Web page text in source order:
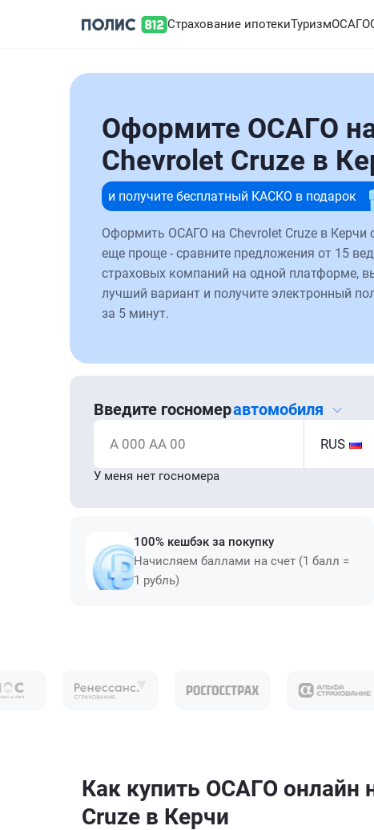
Страхование ипотекиТуризмОСАГО
Оформите ОСАГО
Chevrolet Cruze в
и получите бесплатный КАСКО в подарок
Оформить ОСАГО на Chevrolet Cruze в Керчи
еще проще - сравните предложения от 15
страховых компаний на одной платформе,
лучший вариант и получите электронный
за 5 минут.
Введите госномеравтомобиля
А 000 АА 00 RUS
У меня нет госномера
100% кешбэк за покупку
Начисляем баллами на счет (1 балл =
1 рубль)
Как купить ОСАГО онлайн
Cruze в Керчи